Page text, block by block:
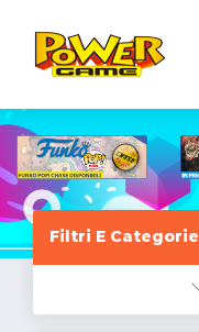
Filtri E Categorie